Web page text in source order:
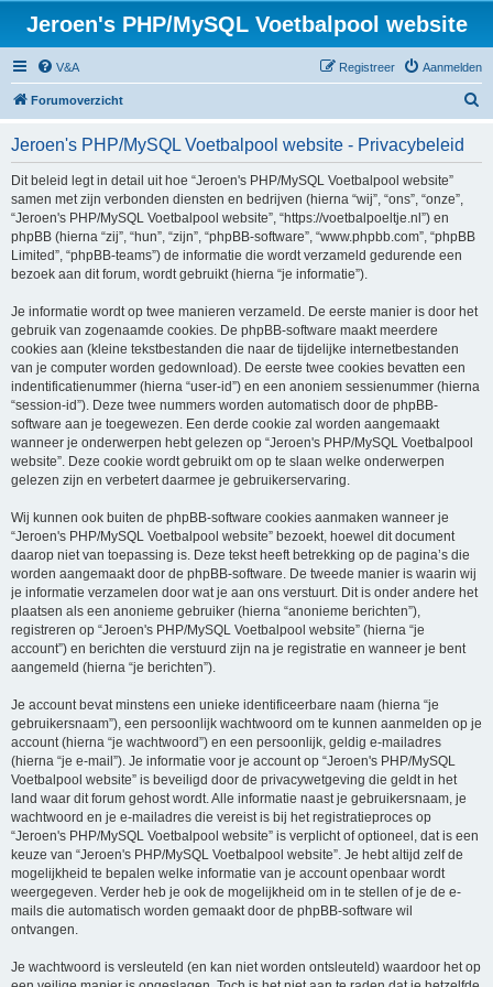
Jeroen's PHP/MySQL Voetbalpool website
V&A Aanmelden
Registreer
Forumoverzicht
Jeroen's PHP/MySQL Voetbalpool website - Privacybeleid
Dit beleid legt in detail uit hoe “Jeroen's PHP/MySQL Voetbalpool website”
samen met zijn verbonden diensten en bedrijven (hierna “wij”, “ons”, “onze”,
“Jeroen's PHP/MySQL Voetbalpool website”, “https://voetbalpoeltje.nl”) en
phpBB (hierna “zij”, “hun”, “zijn”, “phpBB-software”, “www.phpbb.com”, “phpBB
Limited”, “phpBB-teams”) de informatie die wordt verzameld gedurende een
bezoek aan dit forum, wordt gebruikt (hierna “je informatie”).
Je informatie wordt op twee manieren verzameld. De eerste manier is door het
gebruik van zogenaamde cookies. De phpBB-software maakt meerdere
cookies aan (kleine tekstbestanden die naar de tijdelijke internetbestanden
van je computer worden gedownload). De eerste twee cookies bevatten een
indentificatienummer (hierna “user-id”) en een anoniem sessienummer (hierna
“session-id”). Deze twee nummers worden automatisch door de phpBB-
software aan je toegewezen. Een derde cookie zal worden aangemaakt
wanneer je onderwerpen hebt gelezen op “Jeroen's PHP/MySQL Voetbalpool
website”. Deze cookie wordt gebruikt om op te slaan welke onderwerpen
gelezen zijn en verbetert daarmee je gebruikerservaring.
Wij kunnen ook buiten de phpBB-software cookies aanmaken wanneer je
“Jeroen's PHP/MySQL Voetbalpool website” bezoekt, hoewel dit document
daarop niet van toepassing is. Deze tekst heeft betrekking op de pagina’s die
worden aangemaakt door de phpBB-software. De tweede manier is waarin wij
je informatie verzamelen door wat je aan ons verstuurt. Dit is onder andere het
plaatsen als een anonieme gebruiker (hierna “anonieme berichten”),
registreren op “Jeroen's PHP/MySQL Voetbalpool website” (hierna “je
account”) en berichten die verstuurd zijn na je registratie en wanneer je bent
aangemeld (hierna “je berichten”).
Je account bevat minstens een unieke identificeerbare naam (hierna “je
gebruikersnaam”), een persoonlijk wachtwoord om te kunnen aanmelden op je
account (hierna “je wachtwoord”) en een persoonlijk, geldig e-mailadres
(hierna “je e-mail”). Je informatie voor je account op “Jeroen's PHP/MySQL
Voetbalpool website” is beveiligd door de privacywetgeving die geldt in het
land waar dit forum gehost wordt. Alle informatie naast je gebruikersnaam, je
wachtwoord en je e-mailadres die vereist is bij het registratieproces op
“Jeroen's PHP/MySQL Voetbalpool website” is verplicht of optioneel, dat is een
keuze van “Jeroen's PHP/MySQL Voetbalpool website”. Je hebt altijd zelf de
mogelijkheid te bepalen welke informatie van je account openbaar wordt
weergegeven. Verder heb je ook de mogelijkheid om in te stellen of je de e-
mails die automatisch worden gemaakt door de phpBB-software wil
ontvangen.
Je wachtwoord is versleuteld (en kan niet worden ontsleuteld) waardoor het op